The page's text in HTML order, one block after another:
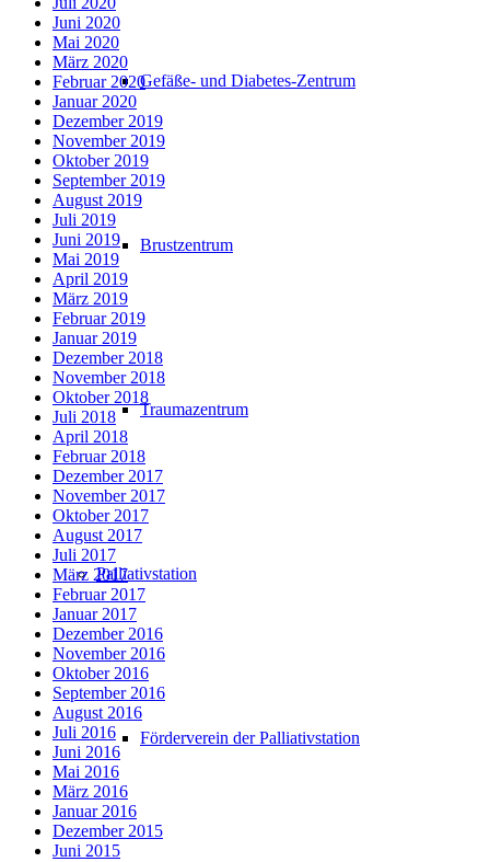
Gefäße- und Diabetes-Zentrum
Brustzentrum
Traumazentrum
Palliativstation
Förderverein der Palliativstation
Juni 2020
Mai 2020
März 2020
Februar 2020
Januar 2020
Dezember 2019
November 2019
Oktober 2019
September 2019
August 2019
Juli 2019
Juni 2019
Mai 2019
April 2019
März 2019
Februar 2019
Januar 2019
Dezember 2018
November 2018
Oktober 2018
Juli 2018
April 2018
Februar 2018
Dezember 2017
November 2017
Oktober 2017
August 2017
Juli 2017
März 2017
Februar 2017
Januar 2017
Dezember 2016
November 2016
Oktober 2016
September 2016
August 2016
Juli 2016
Juni 2016
Mai 2016
März 2016
Januar 2016
Dezember 2015
Juni 2015